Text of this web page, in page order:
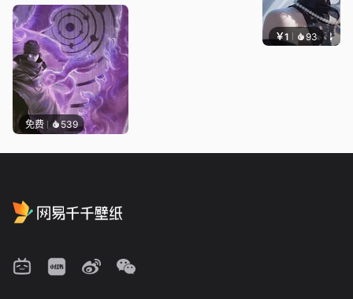
免费 539
￥1 93 辰东